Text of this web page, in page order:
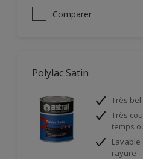
Comparer
Polylac Satin
Très
Très
temps
rayure